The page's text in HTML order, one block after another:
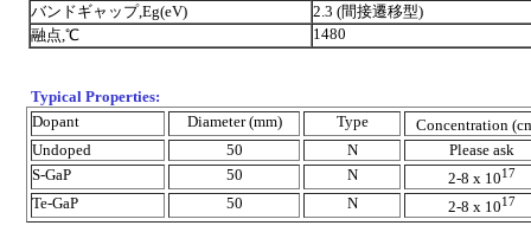
バンドギャップ,Eg(eV)
2.3 (間接遷移型)
融点,℃
1480
Typical Properties:
Dopant
Diameter (mm) Type
Concentration
Undoped
50 N
Please ask
S-GaP
50 N 2-8 x 1017
Te-GaP 50 N 2-8 x 1017